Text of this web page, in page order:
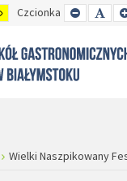
WYSOKI
ŻÓŁTO-
KONTRAST
Czcionka SET
SMALLER
SET
Wielki Naszpikowany